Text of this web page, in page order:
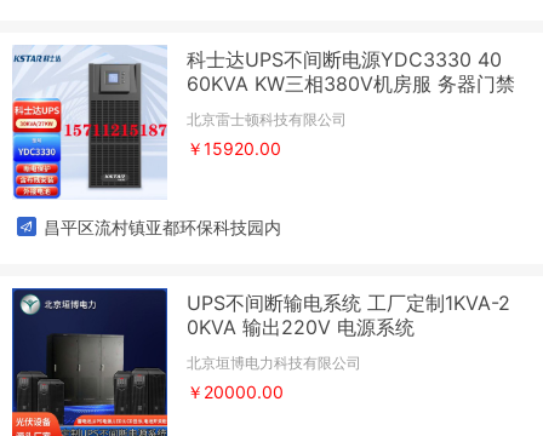
科士达UPS不间断电源YDC3330 40
60KVA KW三相380V机房服 务器门禁
北京雷士顿科技有限公司
￥15920.00
昌平区流村镇亚都环保科技园内
UPS不间断输电系统 工厂定制1KVA-2
0KVA 输出220V 电源系统
北京垣博电力科技有限公司
￥20000.00